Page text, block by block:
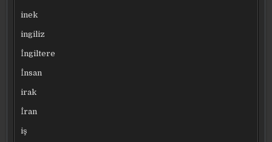
inek
ingiliz
İngiltere
İnsan
irak
İran
iş